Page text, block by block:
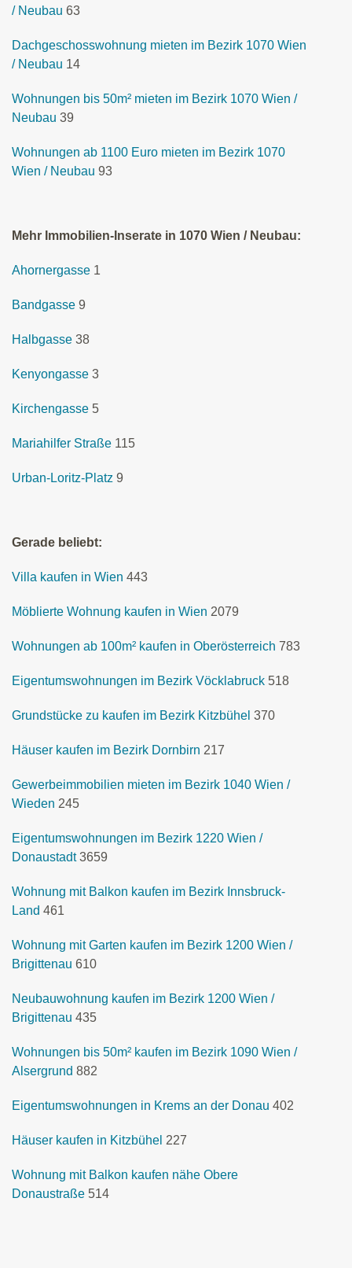
/ Neubau 63
Dachgeschosswohnung mieten im Bezirk 1070 Wien
/ Neubau 14
Wohnungen bis 50m² mieten im Bezirk 1070 Wien /
Neubau 39
Wohnungen ab 1100 Euro mieten im Bezirk 1070
Wien / Neubau 93
Mehr Immobilien-Inserate in 1070 Wien / Neubau:
Ahornergasse 1
Bandgasse 9
Halbgasse 38
Kenyongasse 3
Kirchengasse 5
Mariahilfer Straße 115
Urban-Loritz-Platz 9
Gerade beliebt:
Villa kaufen in Wien 443
Möblierte Wohnung kaufen in Wien 2079
Wohnungen ab 100m² kaufen in Oberösterreich 783
Eigentumswohnungen im Bezirk Vöcklabruck 518
Grundstücke zu kaufen im Bezirk Kitzbühel 370
Häuser kaufen im Bezirk Dornbirn 217
Gewerbeimmobilien mieten im Bezirk 1040 Wien /
Wieden 245
Eigentumswohnungen im Bezirk 1220 Wien /
Donaustadt 3659
Wohnung mit Balkon kaufen im Bezirk Innsbruck-
Land 461
Wohnung mit Garten kaufen im Bezirk 1200 Wien /
Brigittenau 610
Neubauwohnung kaufen im Bezirk 1200 Wien /
Brigittenau 435
Wohnungen bis 50m² kaufen im Bezirk 1090 Wien /
Alsergrund 882
Eigentumswohnungen in Krems an der Donau 402
Häuser kaufen in Kitzbühel 227
Wohnung mit Balkon kaufen nähe Obere
Donaustraße 514